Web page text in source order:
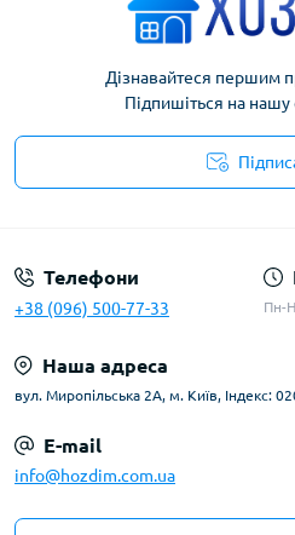
Дізнавайтеся першим
Підпишіться на
Телефони
+38 (096) 500-77-33 Пн-
Наша адреса
вул. Миропільська 2А, м. Київ, Індекс:
E-mail
info@hozdim.com.ua